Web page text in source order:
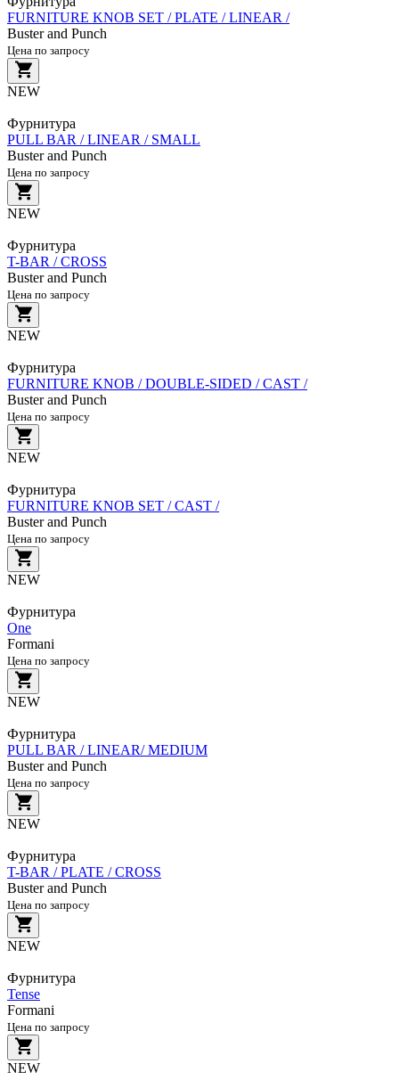
FURNITURE KNOB SET / PLATE / LINEAR /
Buster and Punch
Цена по запросу
NEW
Фурнитура
PULL BAR / LINEAR / SMALL
Buster and Punch
Цена по запросу
NEW
Фурнитура
T-BAR / CROSS
Buster and Punch
Цена по запросу
NEW
Фурнитура
FURNITURE KNOB / DOUBLE-SIDED / CAST /
Buster and Punch
Цена по запросу
NEW
Фурнитура
FURNITURE KNOB SET / CAST /
Buster and Punch
Цена по запросу
NEW
Фурнитура
One
Formani
Цена по запросу
NEW
Фурнитура
PULL BAR / LINEAR/ MEDIUM
Buster and Punch
Цена по запросу
NEW
Фурнитура
T-BAR / PLATE / CROSS
Buster and Punch
Цена по запросу
NEW
Фурнитура
Tense
Formani
Цена по запросу
NEW